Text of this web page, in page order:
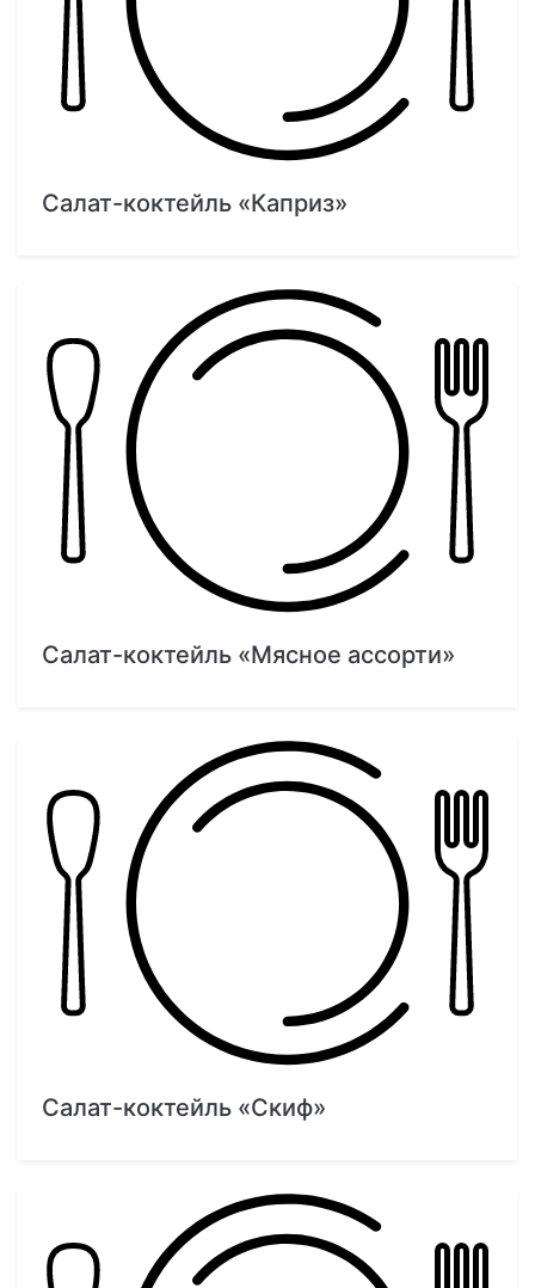
Салат-коктейль «Каприз»
Салат-коктейль «Мясное ассорти»
Салат-коктейль «Скиф»